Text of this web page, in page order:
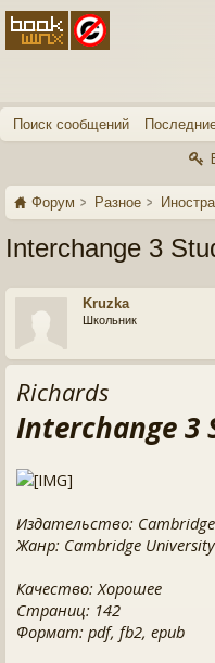
Поиск сообщений
Форум Разное
Interchange 3
Kruzka
Школьник
Richards
Interchange 3
Издательство:
Жанр: Cambridge University
Качество: Хорошее
Страниц: 142
Формат: pdf, fb2, epub